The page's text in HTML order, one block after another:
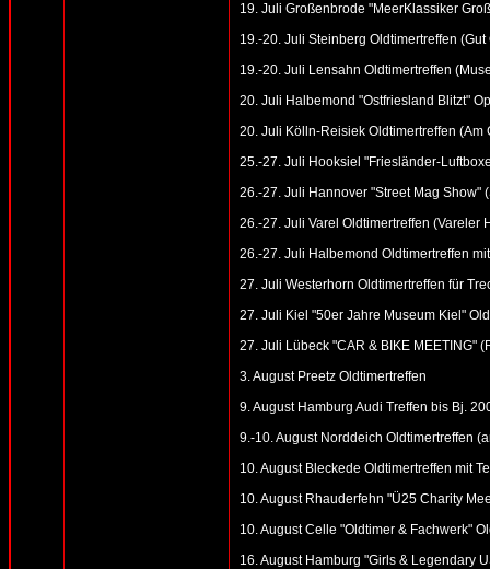
19. Juli Großenbrode "MeerKlassiker
19.-20. Juli Steinberg Oldtimertreffen
19.-20. Juli Lensahn Oldtimertreffen
20. Juli Halbemond "Ostfriesland Blitzt"
20. Juli Kölln-Reisiek Oldtimertreffen (Am
25.-27. Juli Hooksiel "Friesländer-
26.-27. Juli Hannover "Street Mag Show"
26.-27. Juli Varel Oldtimertreffen (Vareler
26.-27. Juli Halbemond Oldtimertreffen
27. Juli Westerhorn Oldtimertreffen für
27. Juli Kiel "50er Jahre Museum Kiel"
27. Juli Lübeck "CAR & BIKE MEETING"
3. August Preetz Oldtimertreffen
9. August Hamburg Audi Treffen bis Bj.
9.-10. August Norddeich Oldtimertreffen
10. August Bleckede Oldtimertreffen mit
10. August Rhauderfehn "Ü25 Charity
10. August Celle "Oldtimer & Fachwerk"
16. August Hamburg "Girls & Legendary